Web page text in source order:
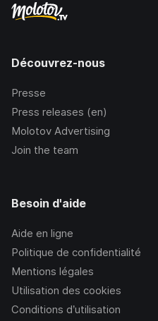
Découvrez-nous
Presse
Press releases (en)
Molotov Advertising
Join the team
Besoin d'aide
Aide en ligne
Politique de confidentialité
Mentions légales
Utilisation des cookies
Conditions d’utilisation